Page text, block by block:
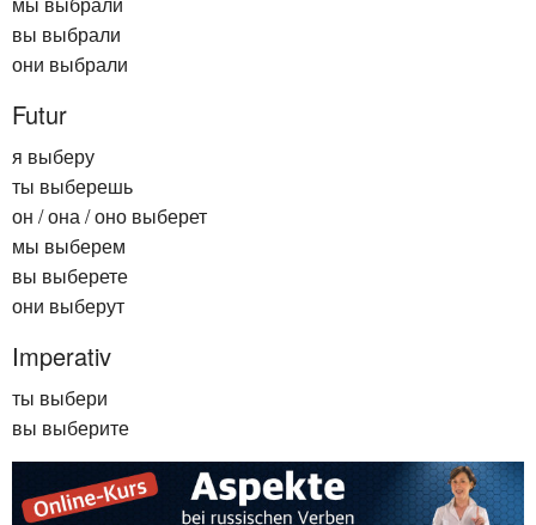
вы выбрали
они выбрали
Futur
я выберу
ты выберешь
он / она / оно выберет
мы выберем
вы выберете
они выберут
Imperativ
ты выбери
вы выберите